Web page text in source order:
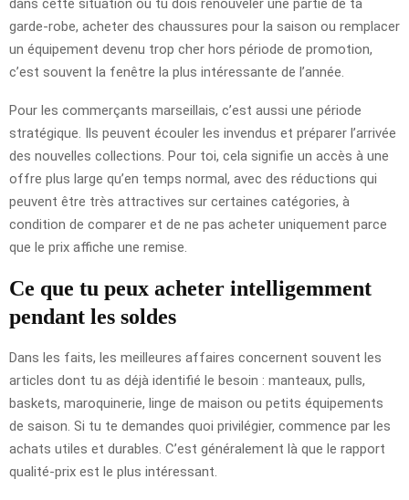
garde-robe, acheter des chaussures pour la saison ou remplacer
un équipement devenu trop cher hors période de promotion,
c’est souvent la fenêtre la plus intéressante de l’année.
Pour les commerçants marseillais, c’est aussi une période
stratégique. Ils peuvent écouler les invendus et préparer l’arrivée
des nouvelles collections. Pour toi, cela signifie un accès à une
offre plus large qu’en temps normal, avec des réductions qui
peuvent être très attractives sur certaines catégories, à
condition de comparer et de ne pas acheter uniquement parce
que le prix affiche une remise.
Ce que tu peux acheter intelligemment
pendant les soldes
Dans les faits, les meilleures affaires concernent souvent les
articles dont tu as déjà identifié le besoin : manteaux, pulls,
baskets, maroquinerie, linge de maison ou petits équipements
de saison. Si tu te demandes quoi privilégier, commence par les
achats utiles et durables. C’est généralement là que le rapport
qualité-prix est le plus intéressant.